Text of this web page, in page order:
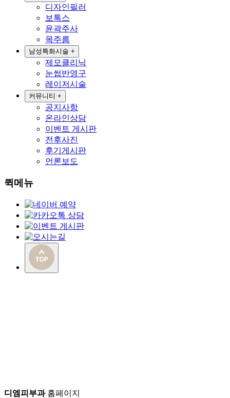
디자인필러
보톡스
윤곽주사
목주름
남성특화시술 +
제모클리닉
눈썹반영구
레이저시술
커뮤니티 +
공지사항
온라인상담
이벤트 게시판
전후사진
후기게시판
언론보도
퀵메뉴
디엠피부과홈페이지